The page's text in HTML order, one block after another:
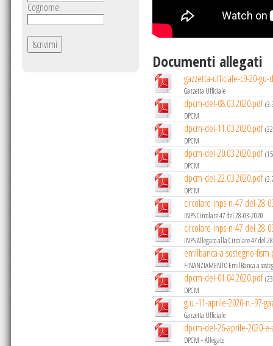
Documenti allegati
gazzetta-ufficiale-c9-20-gu-
Gazzetta Ufficiale
dpcm-del-08.03.2020.pdf
DPCM
dpcm-del-11.03.2020.pdf
DPCM
dpcm-del-20.03.2020.pdf
DPCM
dpcm-del-22.03.2020.pdf
DPCM
circolare-inps-n-47-del-28-
INPS Circolare 47 del 28-03-2020
circolare-inps-n-47-del-28-
INPS Allegato alla Circolare 47 del
emilbanca-a-sostegno-
FINANZIAMENTO EmilBanca a
dpcm-del-01.04.2020.pdf
DPCM
g.u.-11-aprile-2020-n.-97-
Gazzetta Ufficiale
dpcm-del-26-aprile-2020-
DPCM + Allegato
Cognome: